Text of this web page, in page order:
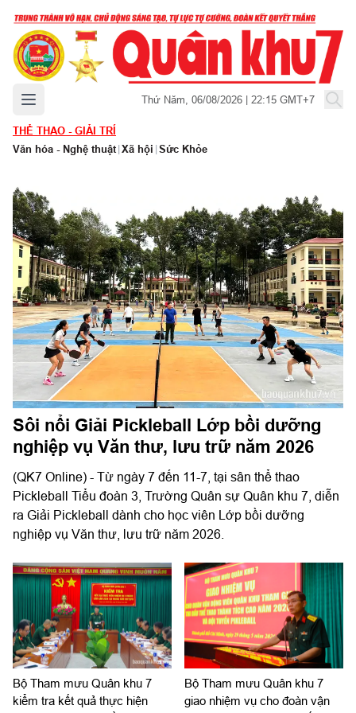
Mở menu chính Thứ Năm, 06/08/2026 | 22:15 GMT+7
THỂ THAO - GIẢI TRÍ
Văn hóa - Nghệ thuật|Xã hội |Sức Khỏe
Sôi nổi Giải Pickleball Lớp bồi dưỡng
nghiệp vụ Văn thư, lưu trữ năm 2026
(QK7 Online) - Từ ngày 7 đến 11-7, tại sân thể thao
Pickleball Tiểu đoàn 3, Trường Quân sự Quân khu 7, diễn
ra Giải Pickleball dành cho học viên Lớp bồi dưỡng
nghiệp vụ Văn thư, lưu trữ năm 2026.
Bộ Tham mưu Quân khu 7
kiểm tra kết quả thực hiện
Bộ Tham mưu Quân khu 7
giao nhiệm vụ cho đoàn vận